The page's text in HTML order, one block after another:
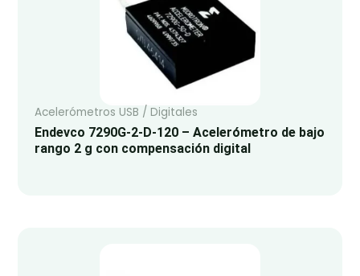
Acelerómetros USB / Digitales
Endevco 7290G-2-D-120 – Acelerómetro de bajo
rango 2 g con compensación digital